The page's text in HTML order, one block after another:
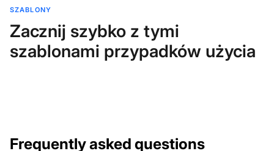
SZABLONY
Zacznij szybko z tymi
szablonami przypadków użycia
Frequently asked questions